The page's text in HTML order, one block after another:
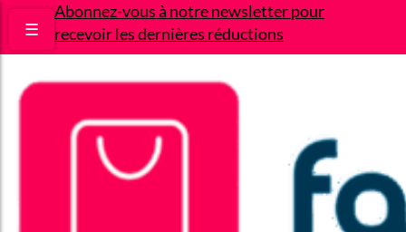
Abonnez-vous à notre newsletter pour
recevoir les dernières réductions
☰